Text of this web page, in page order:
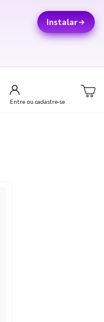
Instalar
Entre ou cadastre-se